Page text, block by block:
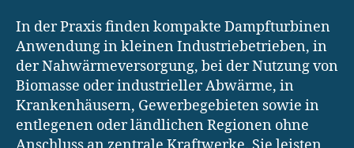
In der Praxis finden kompakte Dampfturbinen
Anwendung in kleinen Industriebetrieben, in
der Nahwärmeversorgung, bei der Nutzung von
Biomasse oder industrieller Abwärme, in
Krankenhäusern, Gewerbegebieten sowie in
entlegenen oder ländlichen Regionen ohne